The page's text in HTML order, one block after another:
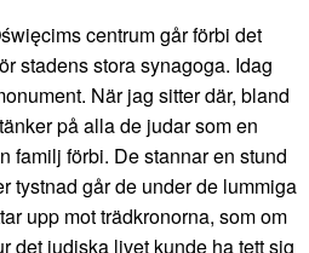
centrum går förbi det
stadens stora synagoga. Idag
När jag sitter där, bland
på alla de judar som en
familj förbi. De stannar en stund
tystnad går de under de lummiga
upp mot trädkronorna, som om
det judiska livet kunde ha tett sig